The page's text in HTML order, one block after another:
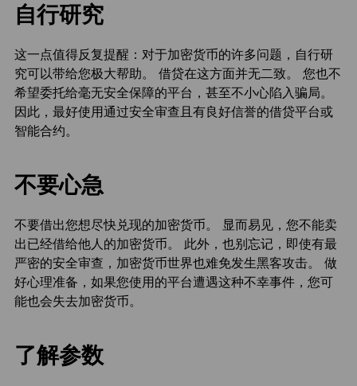
自行研究
这一点值得反复提醒：对于加密货币的许多问题，自行研
究可以带给您极大帮助。 借贷在这方面并无二致。 您也不
希望委托给毫无安全保障的平台，甚至不小心陷入骗局。
因此，最好使用通过安全审查且有良好信誉的借贷平台或
智能合约。
不要心急
不要借出您想尽快兑现的加密货币。 显而易见，您不能卖
出已经借给他人的加密货币。 此外，也别忘记，即使有最
严密的安全审查，加密货币世界也难免发生黑客攻击。 做
好心理准备，如果您使用的平台遭遇这种不幸事件，您可
能也会失去加密货币。
了解参数